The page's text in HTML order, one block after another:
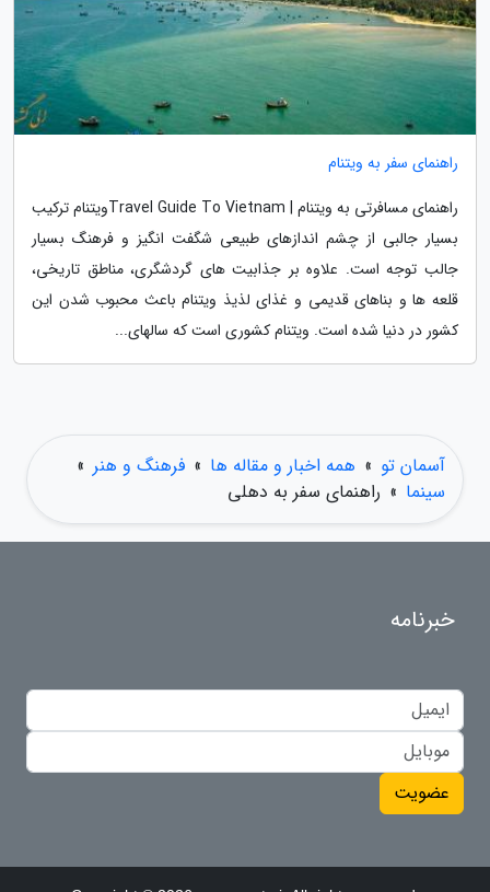
راهنمای سفر به ویتنام
راهنمای مسافرتی به ویتنام | Travel Guide To Vietnamویتنام ترکیب
بسیار جالبی از چشم اندازهای طبیعی شگفت انگیز و فرهنگ بسیار
جالب توجه است. علاوه بر جذابیت های گردشگری، مناطق تاریخی،
قلعه ها و بناهای قدیمی و غذای لذیذ ویتنام باعث محبوب شدن این
کشور در دنیا شده است. ویتنام کشوری است که سالهای...
آسمان تو » همه اخبار و مقاله ها » فرهنگ و هنر »
سینما » راهنمای سفر به دهلی
خبرنامه
عضویت